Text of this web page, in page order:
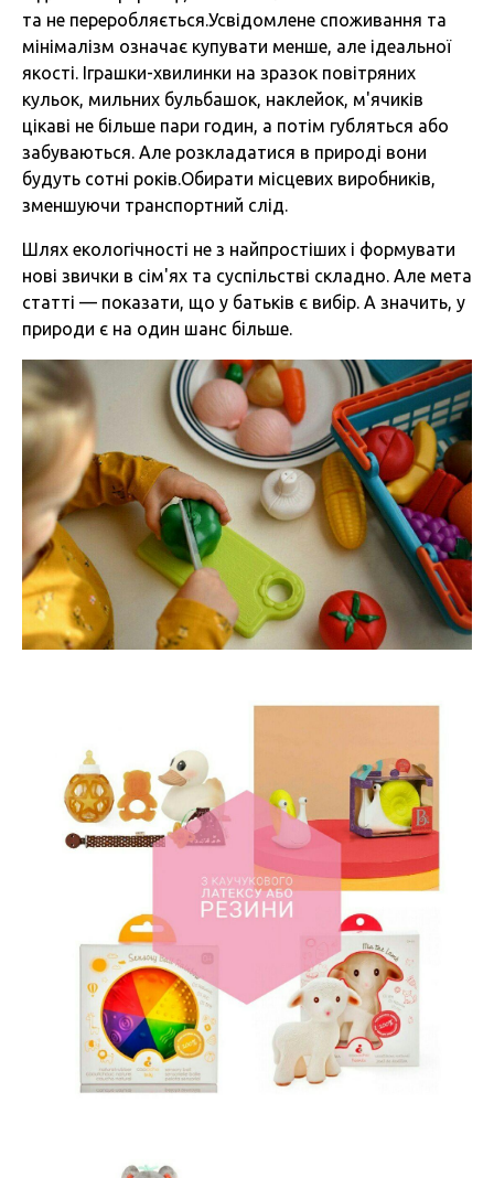
та не переробляється.Усвідомлене споживання та
мінімалізм означає купувати менше, але ідеальної
якості. Іграшки-хвилинки на зразок повітряних
кульок, мильних бульбашок, наклейок, м'ячиків
цікаві не більше пари годин, а потім губляться або
забуваються. Але розкладатися в природі вони
будуть сотні років.Обирати місцевих виробників,
зменшуючи транспортний слід.
Шлях екологічності не з найпростіших і формувати
нові звички в сім'ях та суспільстві складно. Але мета
статті — показати, що у батьків є вибір. А значить, у
природи є на один шанс більше.